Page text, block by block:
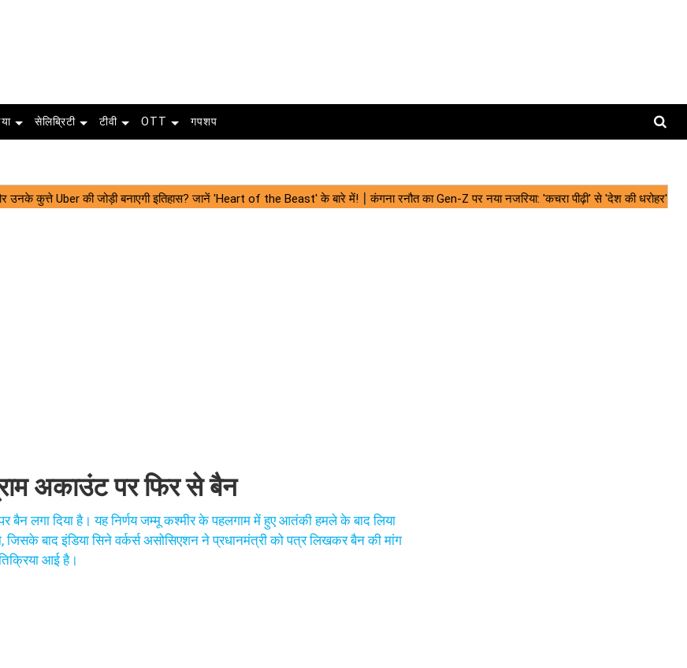
सेलिब्रिटी टीवी OTT गपशप
अकाउंट पर फिर से बैन
बैन लगा दिया है। यह निर्णय जम्मू कश्मीर के पहलगाम में हुए आतंकी हमले के बाद लिया
बाद इंडिया सिने वर्कर्स असोसिएशन ने प्रधानमंत्री को पत्र लिखकर बैन की मांग
आई है।